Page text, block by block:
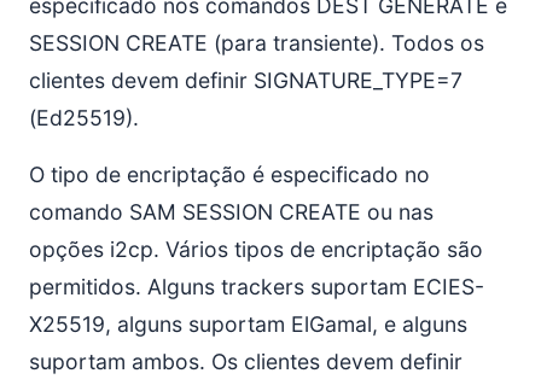
especificado nos comandos DEST GENERATE e
SESSION CREATE (para transiente). Todos os
clientes devem definir SIGNATURE_TYPE=7
(Ed25519).
O tipo de encriptação é especificado no
comando SAM SESSION CREATE ou nas
opções i2cp. Vários tipos de encriptação são
permitidos. Alguns trackers suportam ECIES-
X25519, alguns suportam ElGamal, e alguns
suportam ambos. Os clientes devem definir